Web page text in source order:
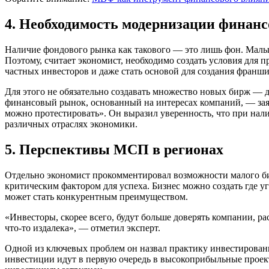
4. Необходимость модернизации
Наличие фондового рынка как такового — это лишь фон.
Поэтому, считает экономист, необходимо создать условия
частных инвесторов и даже стать основой для создания
Для этого не обязательно создавать множество новых бирж
финансовый рынок, основанный на интересах компаний, —
можно протестировать». Он выразил уверенность, что при
различных отраслях экономики.
5. Перспективы МСП в регионах
Отдельно экономист прокомментировал возможности малого
критическим фактором для успеха. Бизнес можно создать где
может стать конкурентным преимуществом.
«Инвесторы, скорее всего, будут больше доверять
что-то издалека», — отметил эксперт.
Одной из ключевых проблем он назвал практику
инвестиции идут в первую очередь в высокоприбыльные